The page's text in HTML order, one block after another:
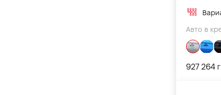
Авто в
927 264